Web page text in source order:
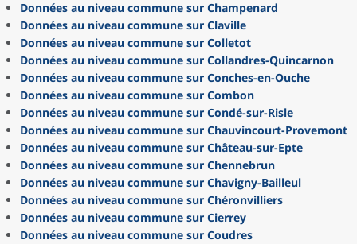
Données au niveau commune sur Champenard
Données au niveau commune sur Claville
Données au niveau commune sur Colletot
Données au niveau commune sur Collandres-Quincarnon
Données au niveau commune sur Conches-en-Ouche
Données au niveau commune sur Combon
Données au niveau commune sur Condé-sur-Risle
Données au niveau commune sur Chauvincourt-Provemont
Données au niveau commune sur Château-sur-Epte
Données au niveau commune sur Chennebrun
Données au niveau commune sur Chavigny-Bailleul
Données au niveau commune sur Chéronvilliers
Données au niveau commune sur Cierrey
Données au niveau commune sur Coudres